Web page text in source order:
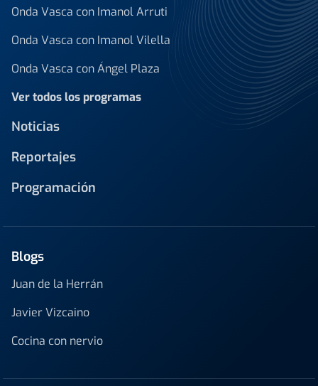
Onda Vasca con Imanol Arruti
Onda Vasca con Imanol Vilella
Onda Vasca con Ángel Plaza
Ver todos los programas
Noticias
Reportajes
Programación
Blogs
Juan de la Herrán
Javier Vizcaino
Cocina con nervio